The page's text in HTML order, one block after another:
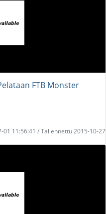
FTB Monster
01 11:56:41 / Tallennettu 2015-10-27